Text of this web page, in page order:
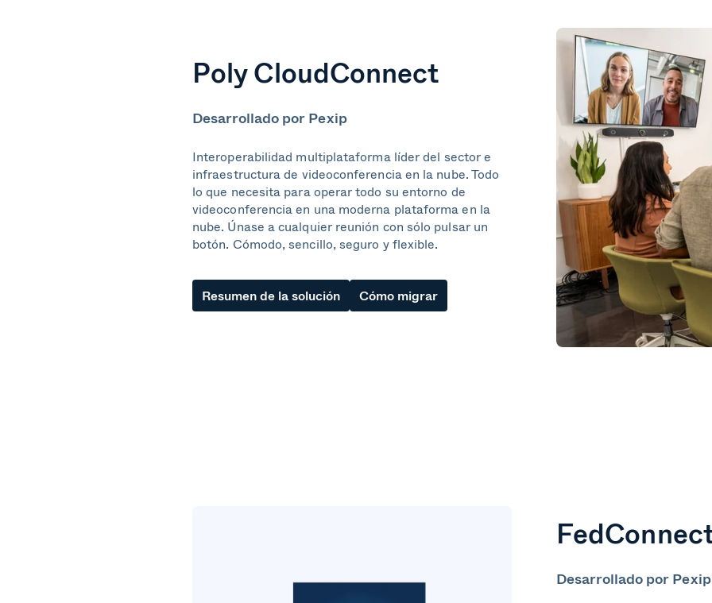
Poly CloudConnect
Desarrollado por Pexip
Interoperabilidad multiplataforma líder del sector e
infraestructura de videoconferencia en la nube. Todo
lo que necesita para operar todo su entorno de
videoconferencia en una moderna plataforma en la
nube. Únase a cualquier reunión con sólo pulsar un
botón. Cómodo, sencillo, seguro y flexible.
Resumen de la solución Cómo migrar
Desarrollado por Pexip